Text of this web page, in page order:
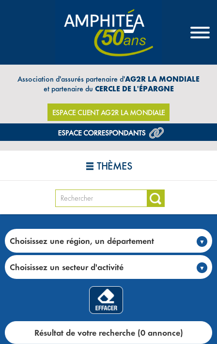
Association d'assurés partenaire d'AG2R LA MONDIALE
et partenaire du CERCLE DE L'ÉPARGNE
ESPACE CLIENT AG2R LA MONDIALE
THÈMES
Choisissez une région, un département
Choisissez un secteur d'activité
Résultat de votre recherche (0 annonce)